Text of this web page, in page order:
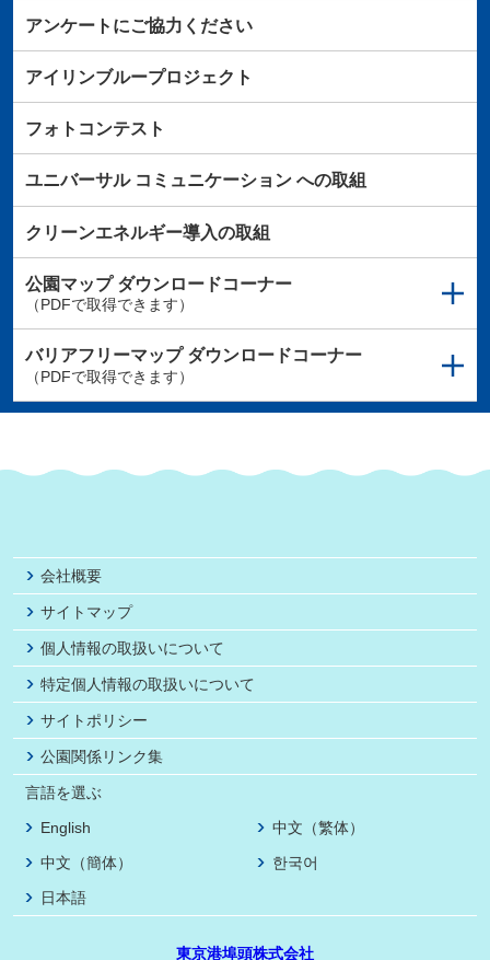
アンケートにご協力ください
アイリンブループロジェクト
フォトコンテスト
ユニバーサルコミュニケーションへの取組
クリーンエネルギー導入の取組
公園マップダウンロードコーナー
（PDFで取得できます）
バリアフリーマップダウンロードコーナー
（PDFで取得できます）
会社概要
サイトマップ
個人情報の取扱いについて
特定個人情報の取扱いについて
サイトポリシー
公園関係リンク集
言語を選ぶ
English
中文（繁体）
中文（簡体）
한국어
日本語
東京港埠頭株式会社